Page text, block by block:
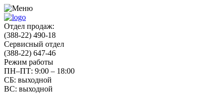
Отдел продаж:
(388-22) 490-18
Сервисный отдел
(388-22) 647-46
Режим работы
ПН–ПТ: 9:00 – 18:00
СБ: выходной
ВС: выходной